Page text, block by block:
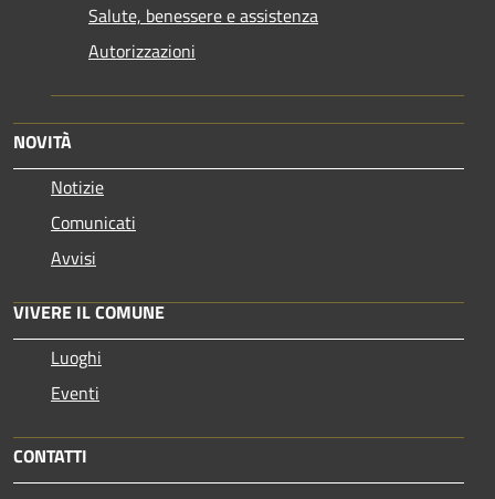
Salute, benessere e assistenza
Autorizzazioni
NOVITÀ
Notizie
Comunicati
Avvisi
VIVERE IL COMUNE
Luoghi
Eventi
CONTATTI